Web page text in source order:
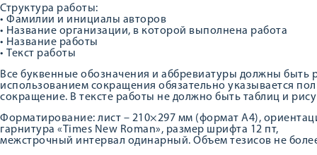
Структура работы:
• Фамилии и инициалы авторов
• Название организации, в которой выполнена работа
• Название работы
• Текст работы
Все буквенные обозначения и аббревиатуры должны быть
использованием сокращения обязательно указывается
сокращение. В тексте работы не должно быть таблиц и
Форматирование: лист – 210×297 мм (формат А4),
гарнитура «Times New Roman», размер шрифта 12 пт,
межстрочный интервал одинарный. Объем тезисов не